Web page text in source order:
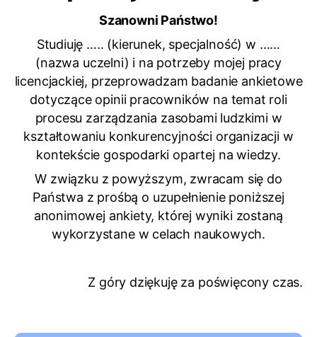
Szanowni Państwo!
Studiuję ….. (kierunek, specjalność) w ……
(nazwa uczelni) i na potrzeby mojej pracy
licencjackiej, przeprowadzam badanie ankietowe
dotyczące opinii pracowników na temat roli
procesu zarządzania zasobami ludzkimi w
kształtowaniu konkurencyjności organizacji w
kontekście gospodarki opartej na wiedzy.
W związku z powyższym, zwracam się do
Państwa z prośbą o uzupełnienie poniższej
anonimowej ankiety, której wyniki zostaną
wykorzystane w celach naukowych.
Z góry dziękuję za poświęcony czas.